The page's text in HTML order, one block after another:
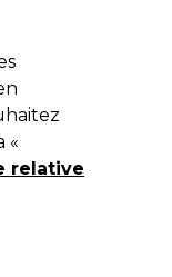
«
relative